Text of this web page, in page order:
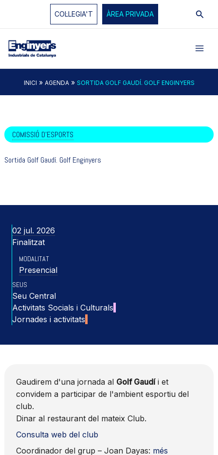
COL·LEGIA'T ÀREA PRIVADA
INICI » AGENDA » SORTIDA GOLF GAUDÍ. GOLF ENGINYERS
COMISSIÓ D'ESPORTS
Sortida Golf Gaudí. Golf Enginyers
02 jul. 2026
Finalitzat
MODALITAT
Presencial
SEUS
Seu Central
Activitats Socials i Culturals
Jornades i activitats
Gaudirem d'una jornada al Golf Gaudíi et
convidem a participar de l'ambient esportiu del
club.
Dinar al restaurant del mateix Club.
Consulta web del club
Coordinador del grup – Joan Dayas: més